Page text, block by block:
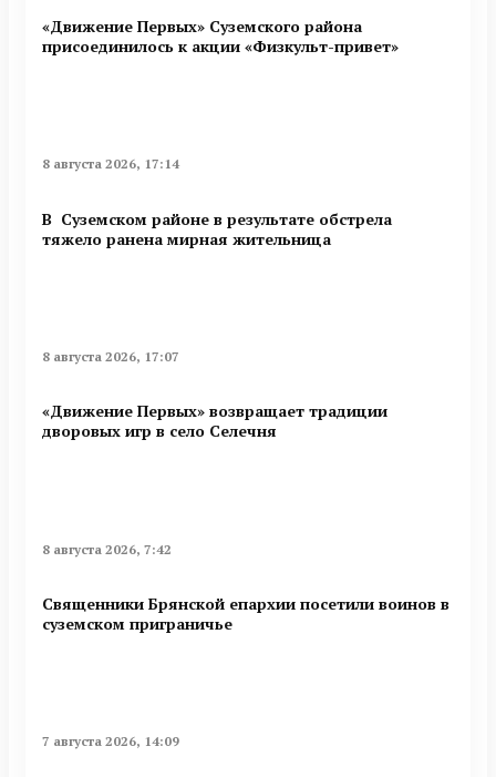
«Движение Первых» Суземского района
присоединилось к акции «Физкульт-привет»
8 августа 2026, 17:14
В Суземском районе в результате обстрела
тяжело ранена мирная жительница
8 августа 2026, 17:07
«Движение Первых» возвращает традиции
дворовых игр в село Селечня
8 августа 2026, 7:42
Священники Брянской епархии посетили воинов в
суземском приграничье
7 августа 2026, 14:09